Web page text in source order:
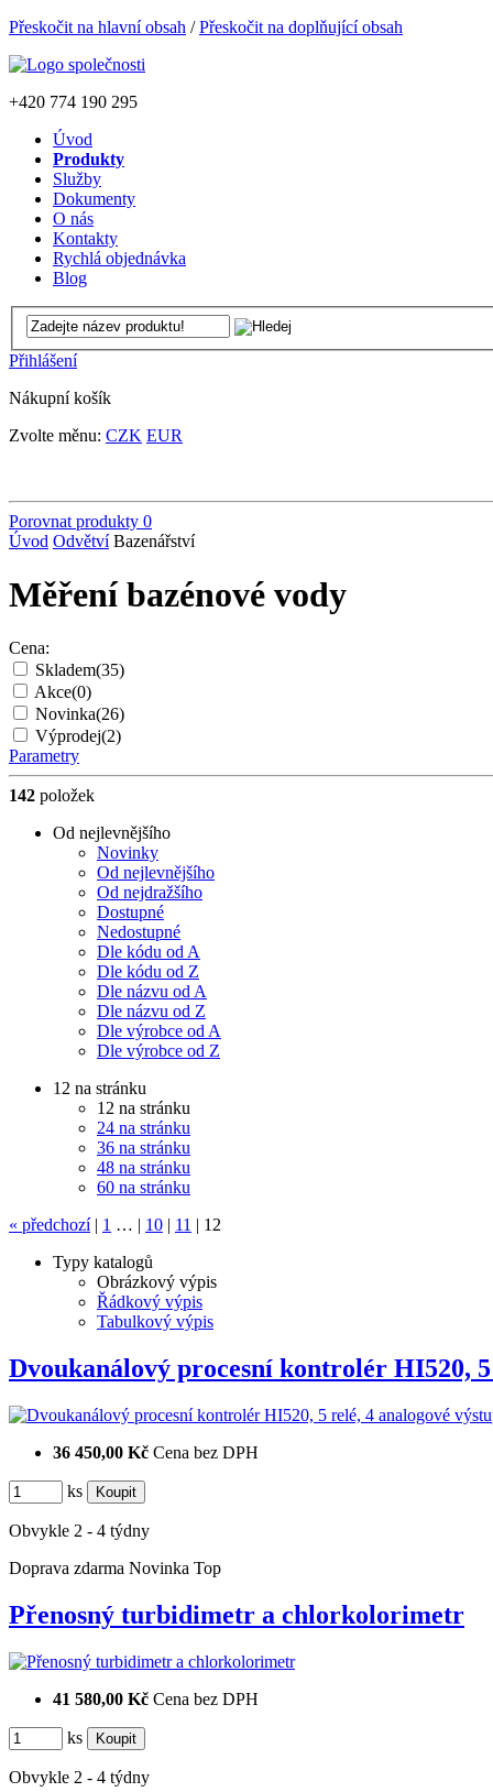
Přeskočit na hlavní obsah /Přeskočit na doplňující obsah
+420 774 190 295
Úvod
Produkty
Služby
Dokumenty
O nás
Kontakty
Rychlá objednávka
Blog
Přihlášení
Nákupní košík
Zvolte měnu: CZK EUR
Porovnat produkty 0
Úvod Odvětví Bazenářství
Měření bazénové vody
Cena:
Skladem(35)
Akce(0)
Novinka(26)
Výprodej(2)
Parametry
142 položek
Od nejlevnějšího
Novinky
Od nejlevnějšího
Od nejdražšího
Dostupné
Nedostupné
Dle kódu od A
Dle kódu od Z
Dle názvu od A
Dle názvu od Z
Dle výrobce od A
Dle výrobce od Z
12 na stránku
12 na stránku
24 na stránku
36 na stránku
48 na stránku
60 na stránku
« předchozí 1 … 10 11
12
Typy katalogů
Obrázkový výpis
Řádkový výpis
Tabulkový výpis
Dvoukanálový procesní kontrolér HI520,
36 450,00 Kč Cena bez DPH
ks
Obvykle 2 - 4 týdny
Doprava zdarma Novinka Top
Přenosný turbidimetr a chlorkolorimetr
41 580,00 Kč Cena bez DPH
ks
Obvykle 2 - 4 týdny